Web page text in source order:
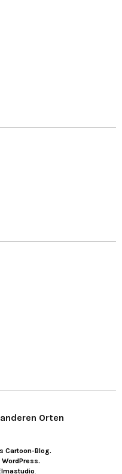
Orten
Cartoon-Blog.
WordPress.
.